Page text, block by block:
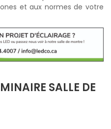
et aux normes de votre
SALLE DE